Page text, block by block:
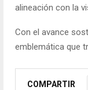
alineación con la
Con el avance
emblemática que
COMPARTIR